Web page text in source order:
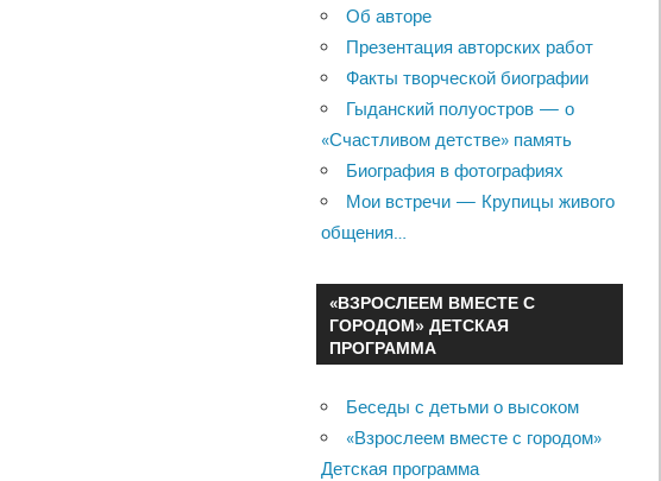
Об авторе
Презентация авторских работ
Факты творческой биографии
Гыданский полуостров — о
«Счастливом детстве» память
Биография в фотографиях
Мои встречи — Крупицы живого
общения…
«ВЗРОСЛЕЕМ ВМЕСТЕ С
ГОРОДОМ» ДЕТСКАЯ
ПРОГРАММА
Беседы с детьми о высоком
«Взрослеем вместе с городом»
Детская программа